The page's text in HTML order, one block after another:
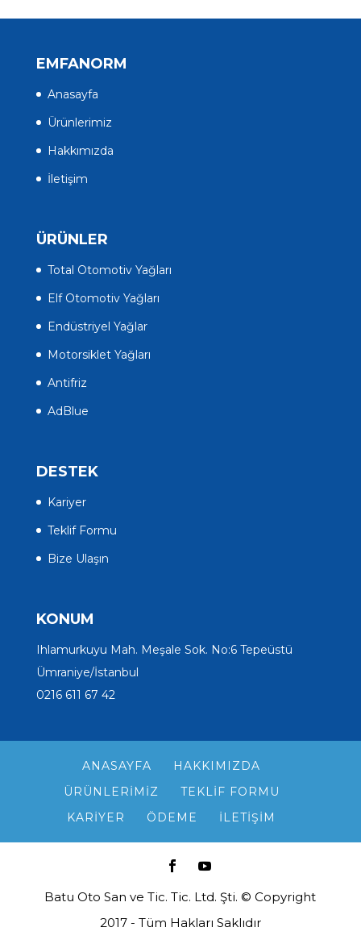
EMFANORM
Anasayfa
Ürünlerimiz
Hakkımızda
İletişim
ÜRÜNLER
Total Otomotiv Yağları
Elf Otomotiv Yağları
Endüstriyel Yağlar
Motorsiklet Yağları
Antifriz
AdBlue
DESTEK
Kariyer
Teklif Formu
Bize Ulaşın
KONUM
Ihlamurkuyu Mah. Meşale Sok. No:6 Tepeüstü
Ümraniye/İstanbul
0216 611 67 42
ANASAYFA
HAKKIMIZDA
ÜRÜNLERIMIZ
TEKLIF FORMU
KARIYER
ÖDEME İLETIŞIM
Batu Oto San ve Tic. Tic. Ltd. Şti. © Copyright
2017 - Tüm Hakları Saklıdır